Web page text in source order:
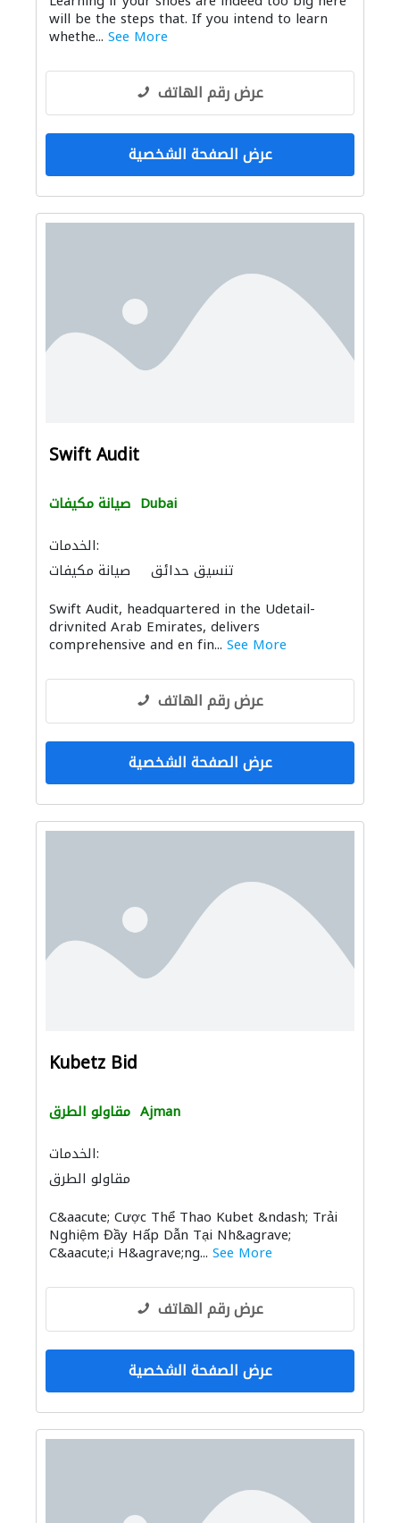
will be the steps that. If you intend to learn
whethe... See More
عرض رقم الهاتف
عرض الصفحة الشخصية
Swift Audit
صيانة مكيفات Dubai
الخدمات:
صيانة مكيفات
تنسيق حدائق
مقاولو الطرق السقالات
Swift Audit, headquartered in the Udetail-
drivnited Arab Emirates, delivers
comprehensive and en fin... See More
عرض رقم الهاتف
عرض الصفحة الشخصية
Kubetz Bid
مقاولو الطرق Ajman
الخدمات:
مقاولو الطرق
C&aacute; Cược Thể Thao Kubet &ndash; Trải
Nghiệm Đầy Hấp Dẫn Tại Nh&agrave;
C&aacute;i H&agrave;ng... See More
عرض رقم الهاتف
عرض الصفحة الشخصية